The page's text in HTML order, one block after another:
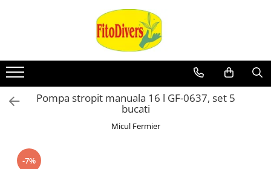
Pompa stropit manuala 16 l GF-0637, set 5
bucati
Micul Fermier
-7%